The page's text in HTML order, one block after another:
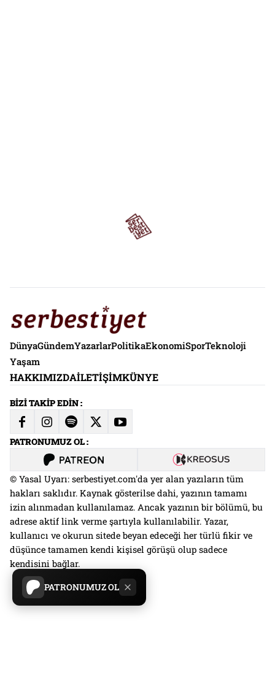
PATRONUMUZ OL
DünyaGündemYazarlarPolitikaEkonomiSporTeknoloji
Yaşam
HAKKIMIZDAİLETIŞIMKÜNYE
BİZİ TAKİP EDİN :
PATRONUMUZ OL :
© Yasal Uyarı: serbestiyet.com'da yer alan yazıların tüm
hakları saklıdır. Kaynak gösterilse dahi, yazının tamamı
izin alınmadan kullanılamaz. Ancak yazının bir bölümü, bu
adrese aktif link verme şartıyla kullanılabilir. Yazar,
kullanıcı ve okurun sitede beyan edeceği her türlü fikir ve
düşünce tamamen kendi kişisel görüşü olup sadece
kendisini bağlar.